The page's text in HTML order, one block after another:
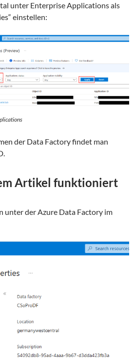
unter Enterprise Applications als
einstellen:
der Data Factory findet man
Artikel funktioniert
unter der Azure Data Factory im